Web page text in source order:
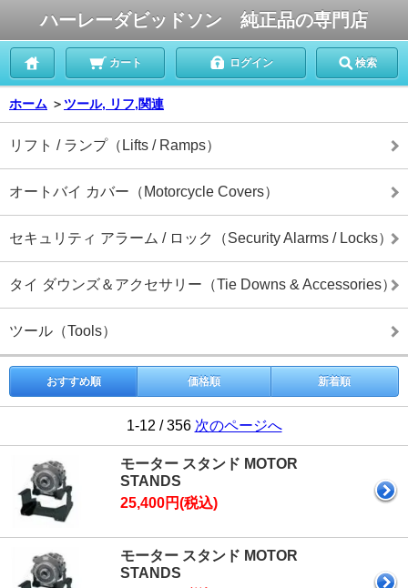
ハーレーダビッドソン 純正品の専門店
カート ログイン 検索
ホーム ＞ ツール, リフ,関連
リフト / ランプ（Lifts / Ramps）
オートバイ カバー（Motorcycle Covers）
セキュリティ アラーム / ロック（Security Alarms / Locks）
タイ ダウンズ＆アクセサリー（Tie Downs & Accessories）
ツール（Tools）
おすすめ順 価格順 新着順
1-12 / 356 次のページへ
モーター スタンド MOTOR
STANDS
25,400円(税込)
モーター スタンド MOTOR
STANDS